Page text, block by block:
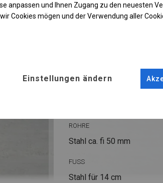
KONSTRUKTION
ROHRE
Stahl ca. fi 50 mm
FUSS
Stahl für 14 cm
anpassen und Ihnen Zugang zu den neuesten
Cookies mögen und der Verwendung aller
Einstellungen ändern